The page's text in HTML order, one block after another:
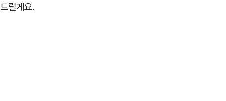
릴게요.